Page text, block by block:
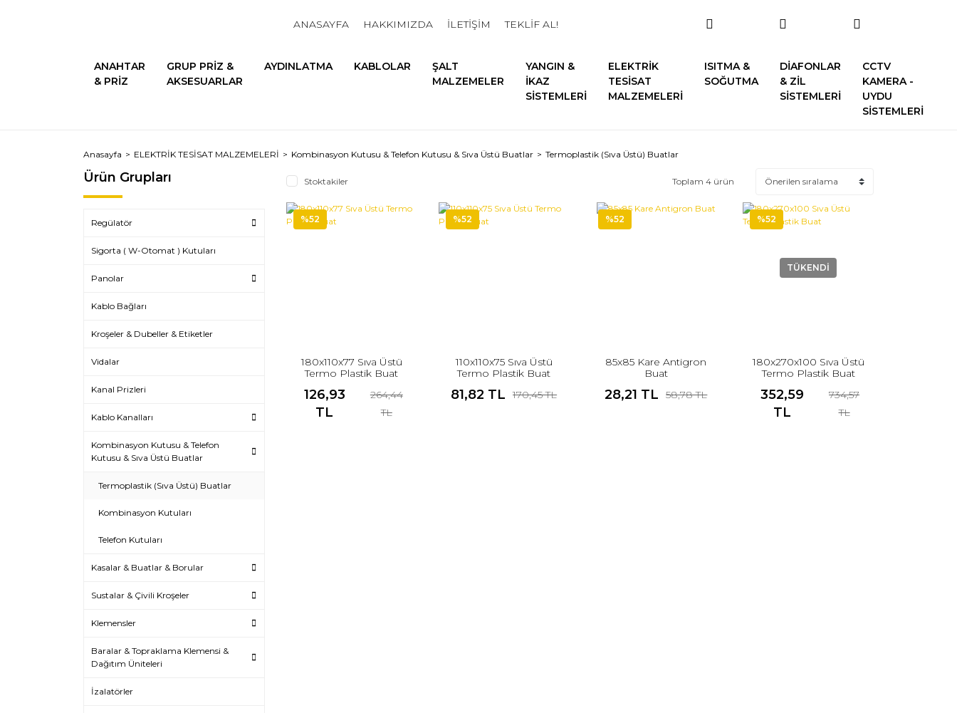
ANASAYFA HAKKIMIZDA İLETİŞİM TEKLİF AL!
ANAHTAR
& PRİZ
GRUP PRİZ &
AKSESUARLAR
AYDINLATMA KABLOLAR
ŞALT
MALZEMELER
YANGIN &
İKAZ
SİSTEMLERİ
ELEKTRİK
TESİSAT
MALZEMELERİ
ISITMA &
SOĞUTMA
DİAFONLAR
& ZİL
SİSTEMLERİ
CCTV
KAMERA -
UYDU
SİSTEMLERİ
Anasayfa ELEKTRİK TESİSAT MALZEMELERİ Kombinasyon Kutusu & Telefon Kutusu & Sıva Üstü Buatlar Termoplastik (Sıva Üstü) Buatlar
Ürün Grupları
Regülatör
Sigorta ( W-Otomat ) Kutuları
Panolar
Kablo Bağları
Kroşeler & Dubeller & Etiketler
Vidalar
Kanal Prizleri
Kablo Kanalları
Kombinasyon Kutusu & Telefon
Kutusu & Sıva Üstü Buatlar
Termoplastik (Sıva Üstü) Buatlar
Kombinasyon Kutuları
Telefon Kutuları
Kasalar & Buatlar & Borular
Sustalar & Çivili Kroşeler
Klemensler
Baralar & Topraklama Klemensi &
Dağıtım Üniteleri
İzalatörler
Stoktakiler Toplam 4 ürün
%52
180x110x77 Sıva Üstü
Termo Plastik Buat
126,93
TL
264,44
TL
%52
110x110x75 Sıva Üstü
Termo Plastik Buat
81,82 TL 170,45 TL
%52
85x85 Kare Antigron
Buat
28,21 TL 58,78 TL
%52
TÜKENDİ
180x270x100 Sıva Üstü
Termo Plastik Buat
352,59
TL
734,57
TL